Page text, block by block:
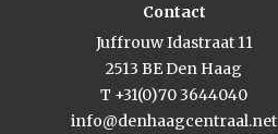
Contact
Juffrouw Idastraat 11
2513 BE Den Haag
T +31(0)70 3644040
info@denhaagcentraal.net